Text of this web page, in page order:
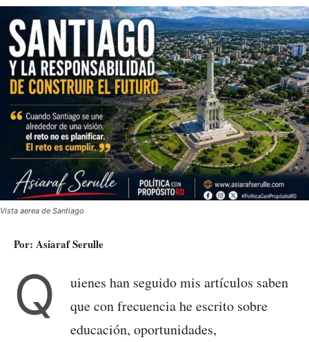
Vista aerea de Santiago
Por: Asiaraf Serulle
Q
uienes han seguido mis artículos saben
que con frecuencia he escrito sobre
educación, oportunidades,